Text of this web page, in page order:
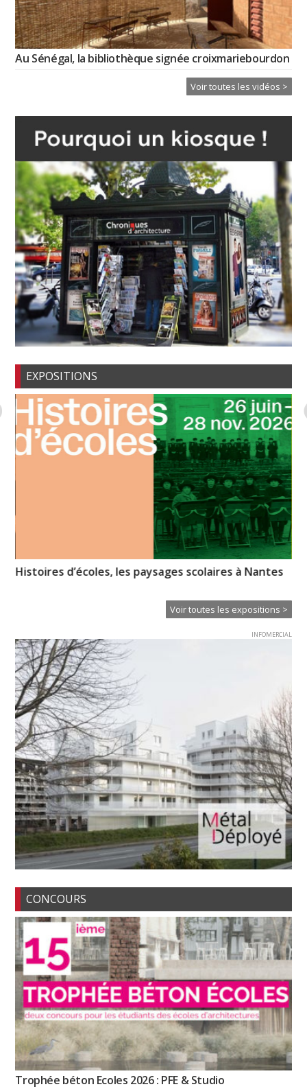
Au Sénégal, la bibliothèque signée croixmariebourdon
Voir toutes les vidéos >
EXPOSITIONS
Histoires d’écoles, les paysages scolaires à Nantes
Voir toutes les expositions >
INFOMERCIAL
CONCOURS
Trophée béton Ecoles 2026 : PFE & Studio